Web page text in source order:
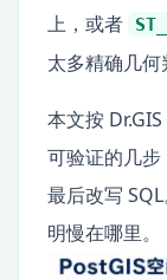
上，或者
太多精确几何
本文按
可验证的几步
最后改写
明慢在哪里。